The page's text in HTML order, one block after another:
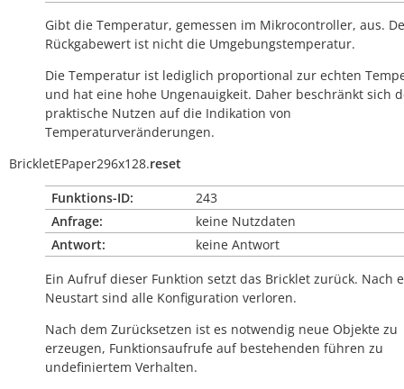
Gibt die Temperatur, gemessen im Mikrocontroller, aus.
Rückgabewert ist nicht die Umgebungstemperatur.
Die Temperatur ist lediglich proportional zur echten
und hat eine hohe Ungenauigkeit. Daher beschränkt sich
praktische Nutzen auf die Indikation von
Temperaturveränderungen.
BrickletEPaper296x128.reset
Funktions-ID:
243
Anfrage:
keine Nutzdaten
Antwort:
keine Antwort
Ein Aufruf dieser Funktion setzt das Bricklet zurück. Nach
Neustart sind alle Konfiguration verloren.
Nach dem Zurücksetzen ist es notwendig neue Objekte zu
erzeugen, Funktionsaufrufe auf bestehenden führen zu
undefiniertem Verhalten.